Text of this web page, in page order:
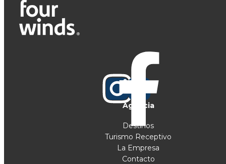
Agencia
Destinos
Turismo Receptivo
La Empresa
Contacto